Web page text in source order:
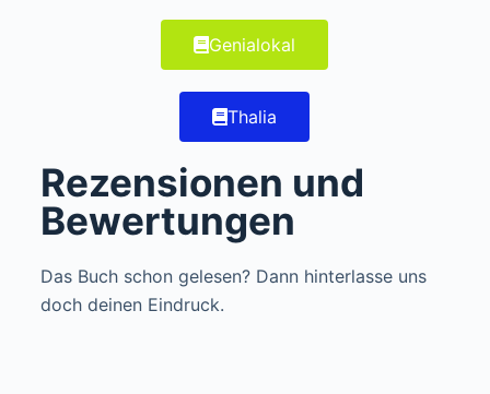
Genialokal
Thalia
Rezensionen und
Bewertungen
Das Buch schon gelesen? Dann hinterlasse uns
doch deinen Eindruck.